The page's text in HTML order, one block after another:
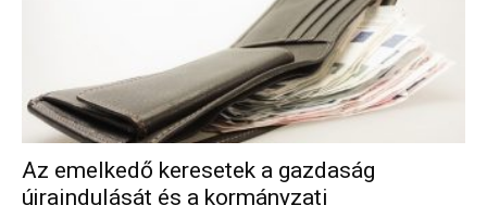
Az emelkedő keresetek a gazdaság
újraindulását és a kormányzati